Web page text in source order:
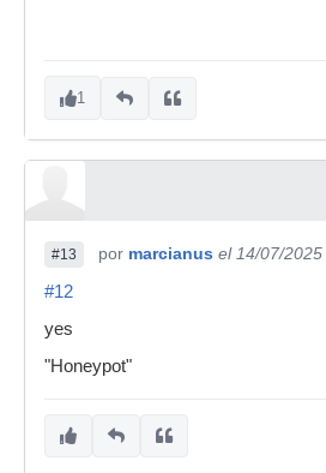
1
#13 por marcianus el 14/07/2025
#12
yes
"Honeypot"